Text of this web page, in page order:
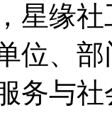
星缘
位、
务与